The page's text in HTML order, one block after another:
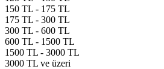
150 TL - 175 TL
175 TL - 300 TL
300 TL - 600 TL
600 TL - 1500 TL
1500 TL - 3000 TL
3000 TL ve üzeri